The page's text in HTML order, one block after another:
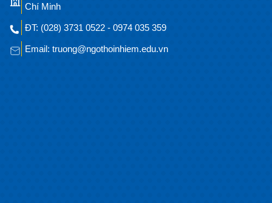
Chí Minh
ĐT: (028) 3731 0522 - 0974 035 359
Email: truong@ngothoinhiem.edu.vn